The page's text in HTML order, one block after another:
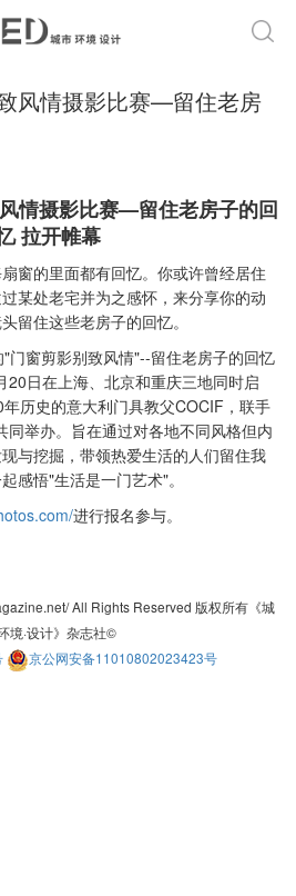
风情摄影比赛—留住老房
情摄影比赛—留住老房子的回
拉开帷幕
窗的里面都有回忆。你或许曾经居住
某处老宅并为之感怀，来分享你的动
留住这些老房子的回忆。
门窗剪影别致风情"--留住老房子的回忆
日在上海、北京和重庆三地同时启
历史的意大利门具教父COCIF，联手
同举办。旨在通过对各地不同风格但内
与挖掘，带领热爱生活的人们留住我
感悟"生活是一门艺术"。
进行报名参与。
All Rights Reserved 版权所有《城
境·设计》杂志社©
京公网安备11010802023423号